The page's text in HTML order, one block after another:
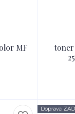
MF
toner
Doprava